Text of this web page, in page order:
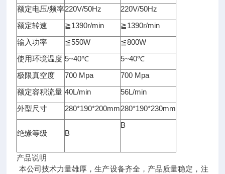
额定电压/频率220V/50Hz
220V/50Hz
额定转速
≧1390r/min
≧1390r/min
输入功率
≦550W
≦800W
使用环境温度 5~40℃
5~40℃
极限真空度
700 Mpa
700 Mpa
额定容积流量 40L/min
56L/min
外型尺寸
280*190*200mm280*190*230mm
绝缘等级 B
B
产品说明
本公司技术力量雄厚，生产设备齐全，产品质量稳定，注